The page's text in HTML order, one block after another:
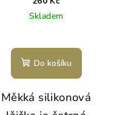
Skladem
Do košíku
Měkká silikonová